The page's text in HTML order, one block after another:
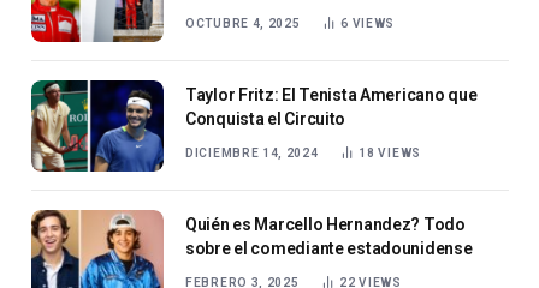
OCTUBRE 4, 2025 6 VIEWS
Taylor Fritz: El Tenista Americano que
Conquista el Circuito
DICIEMBRE 14, 2024 18VIEWS
Quién es Marcello Hernandez? Todo
sobre el comediante estadounidense
FEBRERO 3, 2025 22VIEWS